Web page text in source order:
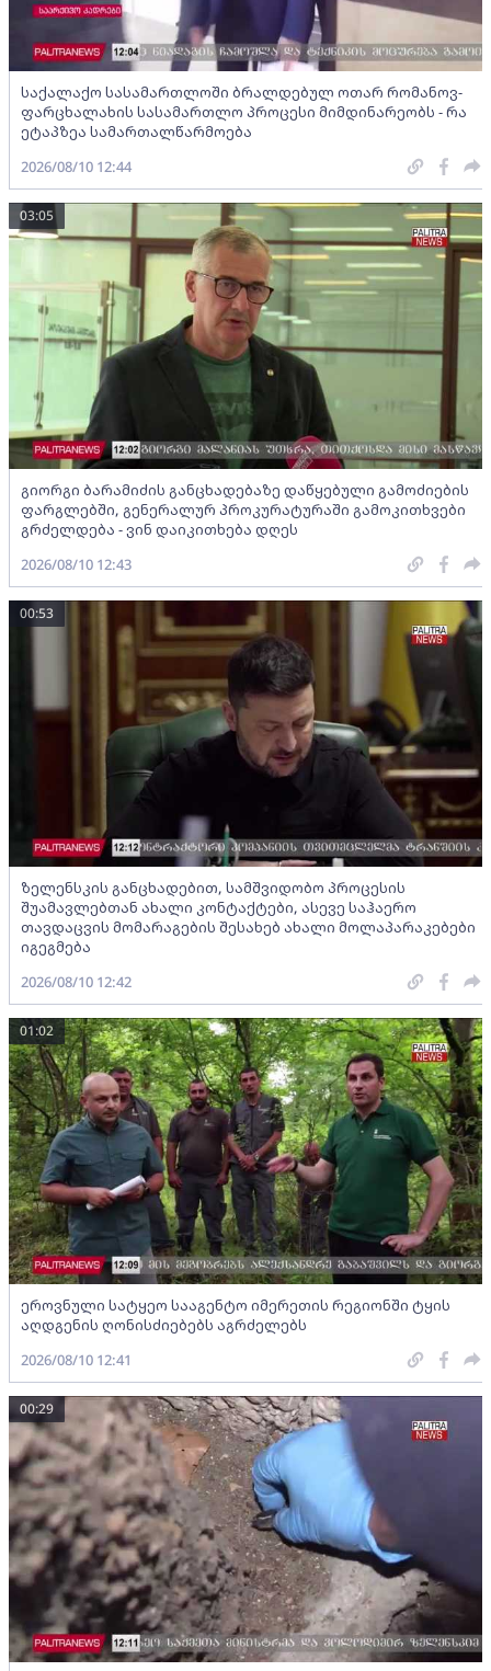
საქალაქო სასამართლოში ბრალდებულ ოთარ რომანოვ-
ფარცხალახის სასამართლო პროცესი მიმდინარეობს - რა
ეტაპზეა სამართალწარმოება
2026/08/10 12:44
გიორგი ბარამიძის განცხადებაზე დაწყებული გამოძიების
ფარგლებში, გენერალურ პროკურატურაში გამოკითხვები
გრძელდება - ვინ დაიკითხება დღეს
03:05
2026/08/10 12:43
ზელენსკის განცხადებით, სამშვიდობო პროცესის
შუამავლებთან ახალი კონტაქტები, ასევე საჰაერო
თავდაცვის მომარაგების შესახებ ახალი მოლაპარაკებები
იგეგმება
00:53
2026/08/10 12:42
ეროვნული სატყეო სააგენტო იმერეთის რეგიონში ტყის
აღდგენის ღონისძიებებს აგრძელებს
01:02
2026/08/10 12:41
00:29